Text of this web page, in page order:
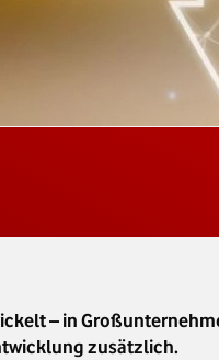
– in
zusätzlich.